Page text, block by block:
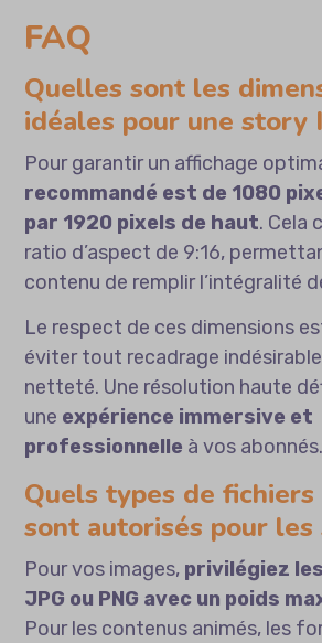
FAQ
Quelles sont les
idéales pour une story
Pour garantir un affichage
recommandé est de 1080
par 1920 pixels de haut. Cela
ratio d’aspect de 9:16,
contenu de remplir l’intégralité
Le respect de ces dimensions
éviter tout recadrage
netteté. Une résolution haute
une expérience immersive et
professionnelle à vos
Quels types de
sont autorisés pour les
Pour vos images, privilégiez
JPG ou PNG avec un poids
Pour les contenus animés, les